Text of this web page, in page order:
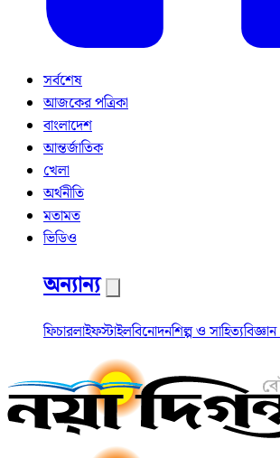
সর্বশেষ
আজকের পত্রিকা
বাংলাদেশ
আন্তর্জাতিক
খেলা
অর্থনীতি
মতামত
ভিডিও
অন্যান্য
ফিচারলাইফস্টাইলবিনোদনশিল্প ও সাহিত্য